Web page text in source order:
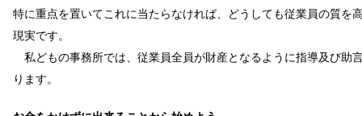
特に重点を置いてこれに当たらなければ、どうしても従業員の質を
現実です。
私どもの事務所では、従業員全員が財産となるように指導及び助
ります。